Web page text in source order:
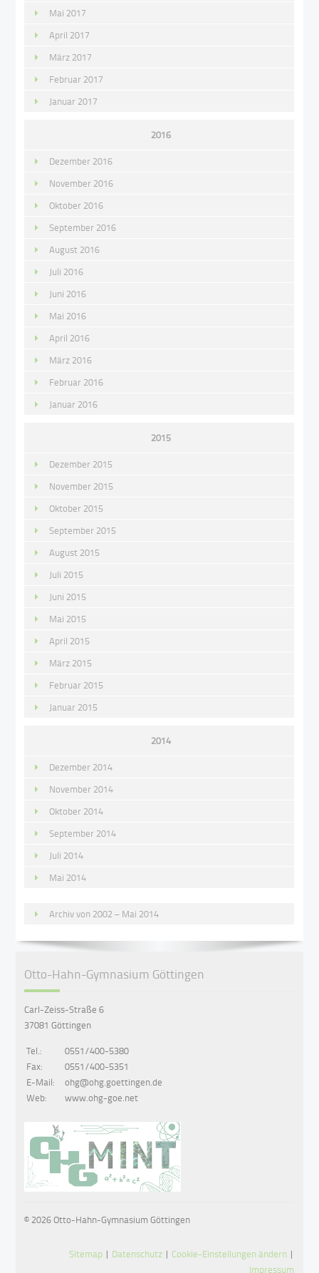
Mai 2017
April 2017
März 2017
Februar 2017
Januar 2017
2016
Dezember 2016
November 2016
Oktober 2016
September 2016
August 2016
Juli 2016
Juni 2016
Mai 2016
April 2016
März 2016
Februar 2016
Januar 2016
2015
Dezember 2015
November 2015
Oktober 2015
September 2015
August 2015
Juli 2015
Juni 2015
Mai 2015
April 2015
März 2015
Februar 2015
Januar 2015
2014
Dezember 2014
November 2014
Oktober 2014
September 2014
Juli 2014
Mai 2014
Archiv von 2002 – Mai 2014
Otto-Hahn-Gymnasium Göttingen
Carl-Zeiss-Straße 6
37081 Göttingen
Tel.:
0551/400-5380
Fax:
0551/400-5351
E-Mail:
ohg@ohg.goettingen.de
Web:
www.ohg-goe.net
© 2026 Otto-Hahn-Gymnasium Göttingen
Sitemap | Datenschutz |Cookie-Einstellungen ändern |
Impressum